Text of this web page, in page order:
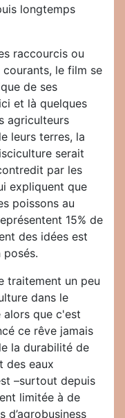
longtemps
raccourcis ou
le film se
de ses
et là quelques
agriculteurs
leurs terres, la
serait
par les
expliquent que
poissons au
15% de
des idées est
traitement un peu
dans le
que c'est
ce rêve jamais
la durabilité de
des eaux
–surtout depuis
limitée à de
d’agrobusiness